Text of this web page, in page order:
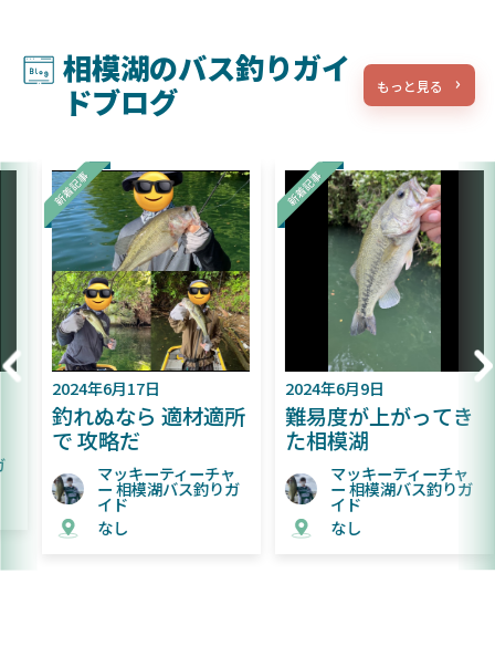
相模湖のバス釣りガイ
ドブログ
もっと見る
2024年6月17日
釣れぬなら 適材適所
で 攻略だ
マッキーティーチャ
ー 相模湖バス釣りガ
イド
なし
2024年6月9日
難易度が上がってき
た相模湖
マッキーティーチャ
ー 相模湖バス釣りガ
イド
なし